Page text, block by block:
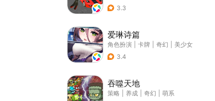
3.3
爱琳诗篇
角色扮演 卡牌 奇幻
美少女
3.4
吞噬天地
策略 养成 奇幻
萌系